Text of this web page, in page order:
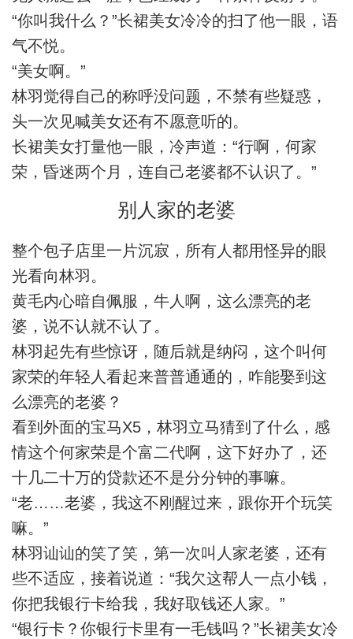
“你叫我什么？”长裙美女冷冷的扫了他一眼，语
气不悦。
“美女啊。”
林羽觉得自己的称呼没问题，不禁有些疑惑，
头一次见喊美女还有不愿意听的。
长裙美女打量他一眼，冷声道：“行啊，何家
荣，昏迷两个月，连自己老婆都不认识了。”
别人家的老婆
整个包子店里一片沉寂，所有人都用怪异的眼
光看向林羽。
黄毛内心暗自佩服，牛人啊，这么漂亮的老
婆，说不认就不认了。
林羽起先有些惊讶，随后就是纳闷，这个叫何
家荣的年轻人看起来普普通通的，咋能娶到这
么漂亮的老婆？
看到外面的宝马X5，林羽立马猜到了什么，感
情这个何家荣是个富二代啊，这下好办了，还
十几二十万的贷款还不是分分钟的事嘛。
“老……老婆，我这不刚醒过来，跟你开个玩笑
嘛。”
林羽讪讪的笑了笑，第一次叫人家老婆，还有
些不适应，接着说道：“我欠这帮人一点小钱，
你把我银行卡给我，我好取钱还人家。”
“银行卡？你银行卡里有一毛钱吗？”长裙美女冷